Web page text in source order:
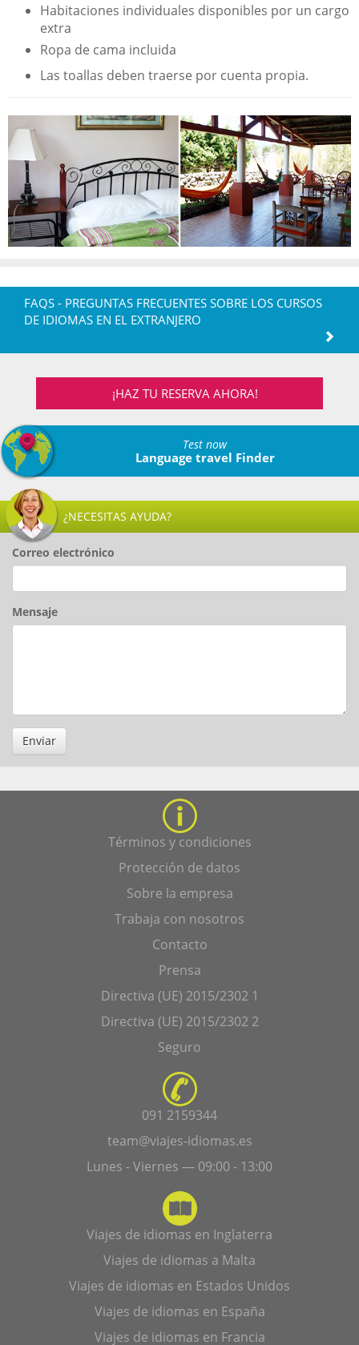
Habitaciones individuales disponibles por un cargo
extra
Ropa de cama incluida
Las toallas deben traerse por cuenta propia.
FAQS - PREGUNTAS FRECUENTES SOBRE LOS CURSOS
DE IDIOMAS EN EL EXTRANJERO
¡HAZ TU RESERVA AHORA!
Test now
Language travel Finder
¿NECESITAS AYUDA?
Correo electrónico
Mensaje
Enviar
Términos y condiciones
Protección de datos
Sobre la empresa
Trabaja con nosotros
Contacto
Prensa
Directiva (UE) 2015/2302 1
Directiva (UE) 2015/2302 2
Seguro
091 2159344
team@viajes-idiomas.es
Lunes - Viernes — 09:00 - 13:00
Viajes de idiomas en Inglaterra
Viajes de idiomas a Malta
Viajes de idiomas en Estados Unidos
Viajes de idiomas en España
Viajes de idiomas en Francia